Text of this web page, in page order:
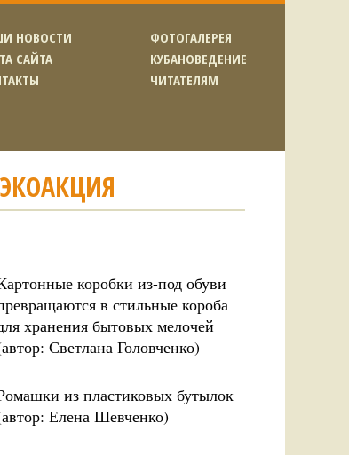
НОВОСТИ
САЙТА
ФОТОГАЛЕРЕЯ
КУБАНОВЕДЕНИЕ
ЧИТАТЕЛЯМ
коробки из-под обуви
в стильные короба
хранения бытовых мелочей
Светлана Головченко)
из пластиковых бутылок
Елена Шевченко)